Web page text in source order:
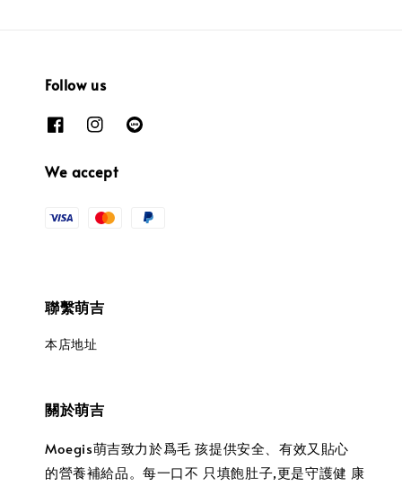
Follow us
We accept
聯繫萌吉
本店地址
關於萌吉
Moegis萌吉致力於爲毛 孩提供安全、有效又貼心
的營養補給品。每一口不 只填飽肚子,更是守護健 康